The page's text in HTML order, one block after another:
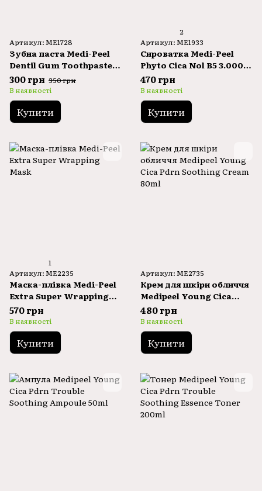
Артикул: ME1728
Зубна паста Medi-Peel
Dentil Gum Toothpaste
100g
300 грн 350 грн
В наявності
Купити
2
Артикул: ME1933
Сироватка Medi-Peel
Phyto Cica Nol B5 3.000
Shot Serum 50g
470 грн
В наявності
Купити
1
Артикул: ME2235
Маска-плівка Medi-Peel
Extra Super Wrapping
Mask
570 грн
В наявності
Купити
Артикул: ME2735
Крем для шкіри обличчя
Medipeel Young Cica
Pdrn Soothing Cream
80ml
480 грн
В наявності
Купити